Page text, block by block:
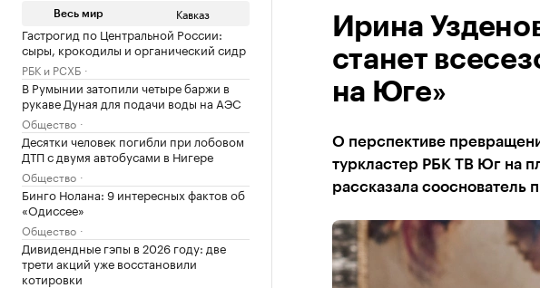
Весь мир Кавказ
Гастрогид по Центральной России:
сыры, крокодилы и органический сидр
РБК и РСХБ
В Румынии затопили четыре баржи в
рукаве Дуная для подачи воды на АЭС
Общество
Десятки человек погибли при лобовом
ДТП с двумя автобусами в Нигере
Общество
Бинго Нолана: 9 интересных фактов об
«Одиссее»
Общество
Дивидендные гэпы в 2026 году: две
трети акций уже восстановили
котировки
Ирина
станет
на Юге»
О перспективе
туркластер РБК ТВ Юг на
рассказала сооснователь